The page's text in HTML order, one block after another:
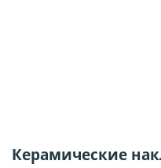
Керамические